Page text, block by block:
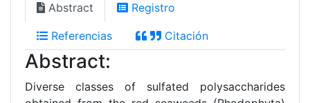
Abstract Registro
Referencias Citación
Abstract:
Diverse classes of sulfated polysaccharides